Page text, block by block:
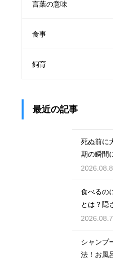
言葉の意味
食事
飼育
最近の記事
死ぬ前に
期の瞬間
セージ
2026.08.8
食べるの
とは？隠
ケア
2026.08.7
シャンプ
法！お風